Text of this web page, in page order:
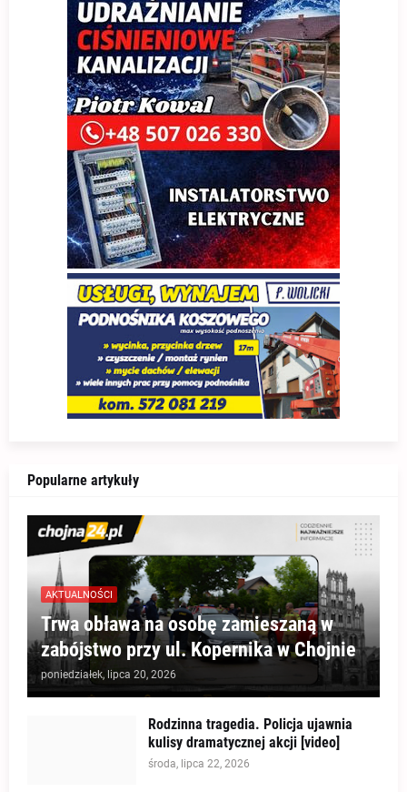
Popularne artykuły
AKTUALNOŚCI
Trwa obława na osobę zamieszaną w
zabójstwo przy ul. Kopernika w Chojnie
poniedziałek, lipca 20, 2026
Rodzinna tragedia. Policja ujawnia
kulisy dramatycznej akcji [video]
środa, lipca 22, 2026